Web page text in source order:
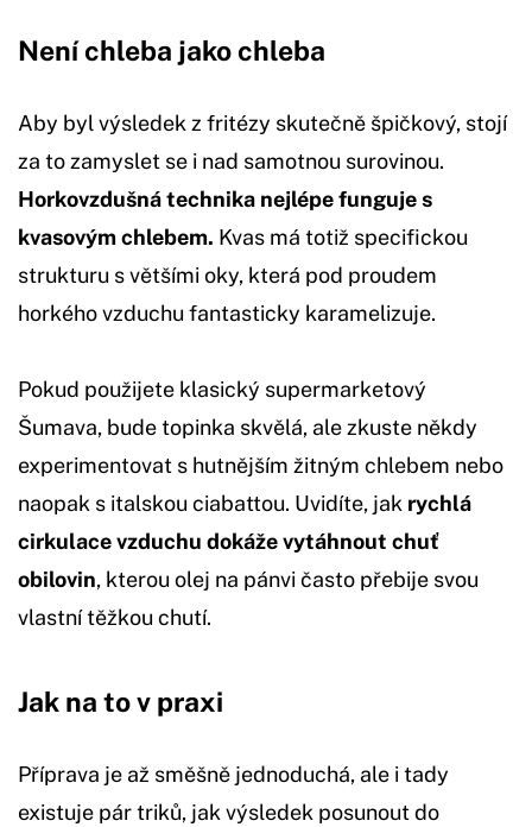
Není chleba jako chleba
Aby byl výsledek z fritézy skutečně špičkový, stojí
za to zamyslet se i nad samotnou surovinou.
Horkovzdušná technika nejlépe funguje s
kvasovým chlebem. Kvas má totiž specifickou
strukturu s většími oky, která pod proudem
horkého vzduchu fantasticky karamelizuje.
Pokud použijete klasický supermarketový
Šumava, bude topinka skvělá, ale zkuste někdy
experimentovat s hutnějším žitným chlebem nebo
naopak s italskou ciabattou. Uvidíte, jak rychlá
cirkulace vzduchu dokáže vytáhnout chuť
obilovin, kterou olej na pánvi často přebije svou
vlastní těžkou chutí.
Jak na to v praxi
Příprava je až směšně jednoduchá, ale i tady
existuje pár triků, jak výsledek posunout do